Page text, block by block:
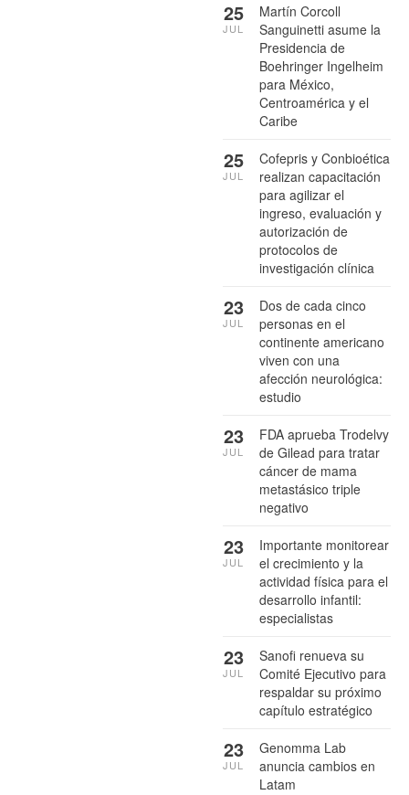
Martín Corcoll
Sanguinetti asume la
Presidencia de
Boehringer Ingelheim
para México,
Centroamérica y el
Caribe
25
JUL
Cofepris y Conbioética
realizan capacitación
para agilizar el
ingreso, evaluación y
autorización de
protocolos de
investigación clínica
25
JUL
Dos de cada cinco
personas en el
continente americano
viven con una
afección neurológica:
estudio
23
JUL
FDA aprueba Trodelvy
de Gilead para tratar
cáncer de mama
metastásico triple
negativo
23
JUL
Importante monitorear
el crecimiento y la
actividad física para el
desarrollo infantil:
especialistas
23
JUL
Sanofi renueva su
Comité Ejecutivo para
respaldar su próximo
capítulo estratégico
23
JUL
Genomma Lab
anuncia cambios en
Latam
23
JUL